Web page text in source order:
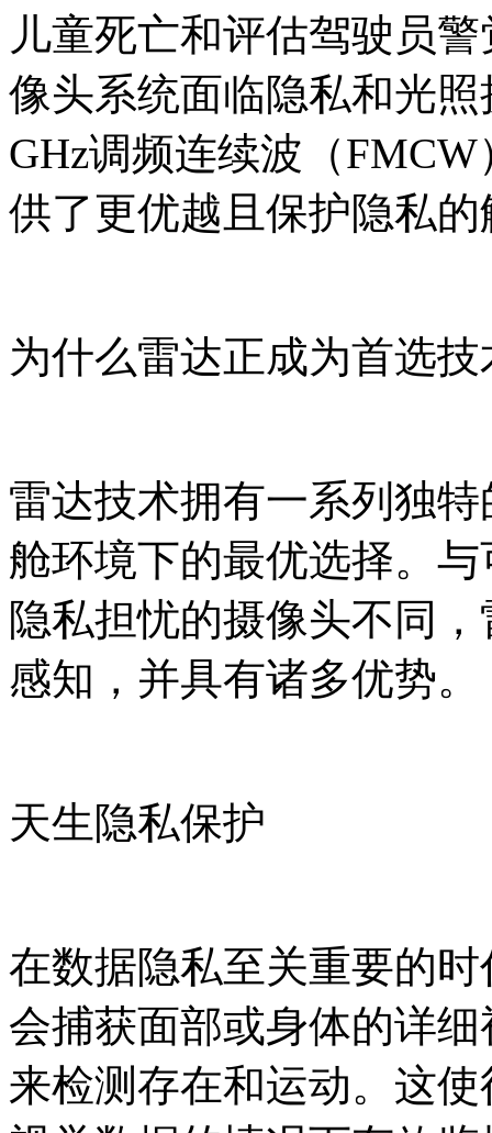
儿童死亡和评估驾驶员
像头系统面临隐私和光
GHz调频连续波（
供了更优越且保护隐私
为什么雷达正成为首选技
雷达技术拥有一系列独
舱环境下的最优选择。
隐私担忧的摄像头不同
感知，并具有诸多优势。
天生隐私保护
在数据隐私至关重要的
会捕获面部或身体的详
来检测存在和运动。这